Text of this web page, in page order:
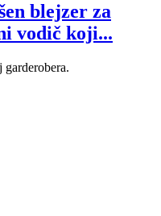
blejzer za
vodič koji...